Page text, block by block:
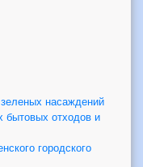
насаждений
бытовых отходов и
городского